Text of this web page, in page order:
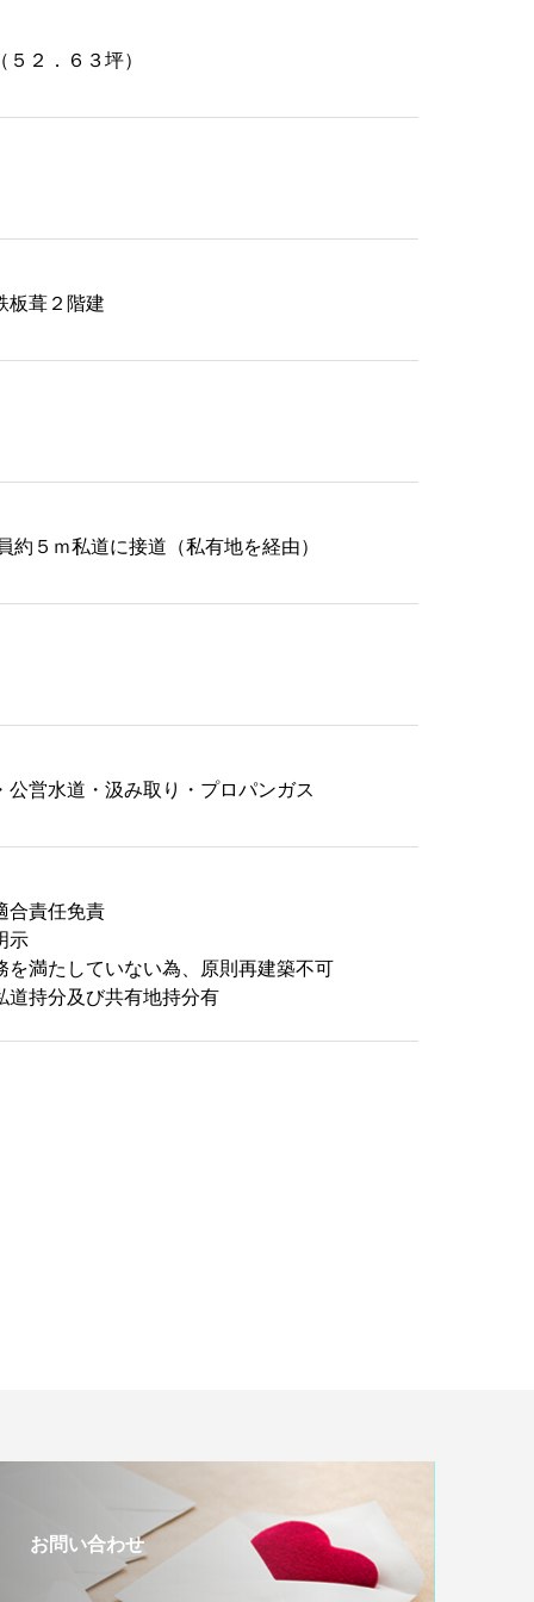
５２．６３坪）
板葺２階建
約５ｍ私道に接道（私有地を経由）
公営水道・汲み取り・プロパンガス
責任免責
示
満たしていない為、原則再建築不可
持分及び共有地持分有
お問い合わせ